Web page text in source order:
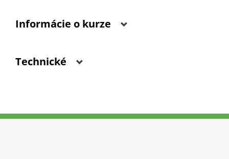
Informácie o kurze
Technické